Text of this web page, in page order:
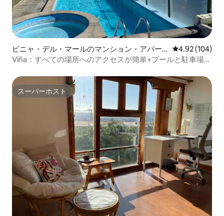
ビニャ・デル・マールのマンション・アパー
ト
レビュー104
4.92 (104)
Viña：すべての場所へのアクセスが簡単+プールと駐車場が
スーパーホスト
スーパーホスト